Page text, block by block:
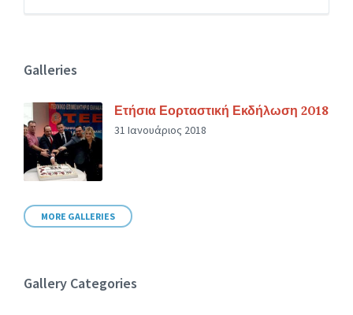
Galleries
Ετήσια Εορταστική Εκδήλωση 2018
31 Ιανουάριος 2018
MORE GALLERIES
Gallery Categories